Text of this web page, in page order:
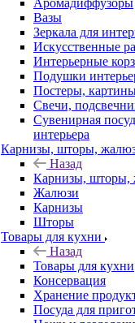
Аромадиффузоры
Вазы
Зеркала для
Искусственные
Интерьерные
Подушки
Постеры,
Свечи,
Сувенирная
интерьера
Карнизы, шторы,
Назад
Карнизы, шторы,
Жалюзи
Карнизы
Шторы
Товары для кухни
Назад
Товары для кухни
Консервация
Хранение
Посуда для